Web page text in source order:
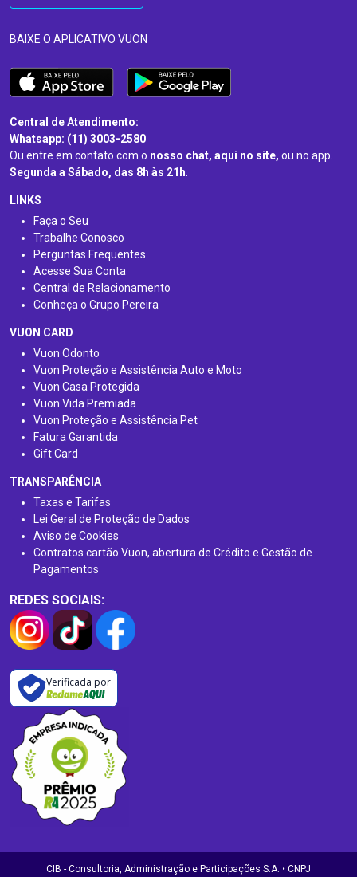
BAIXE O APLICATIVO VUON
Central de Atendimento:
Whatsapp: (11) 3003-2580
Ou entre em contato com o nosso chat, aqui no site, ou no app.
Segunda a Sábado, das 8h às 21h.
LINKS
Faça o Seu
Trabalhe Conosco
Perguntas Frequentes
Acesse Sua Conta
Central de Relacionamento
Conheça o Grupo Pereira
VUON CARD
Vuon Odonto
Vuon Proteção e Assistência Auto e Moto
Vuon Casa Protegida
Vuon Vida Premiada
Vuon Proteção e Assistência Pet
Fatura Garantida
Gift Card
TRANSPARÊNCIA
Taxas e Tarifas
Lei Geral de Proteção de Dados
Aviso de Cookies
Contratos cartão Vuon, abertura de Crédito e Gestão de
Pagamentos
REDES SOCIAIS:
Verificada por
CIB - Consultoria, Administração e Participações S.A. • CNPJ